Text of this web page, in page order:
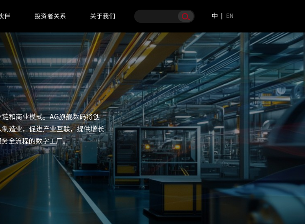
伴 投资者关系 关于我们 中 EN
和商业模式。AG旗舰数码将创
造业，促进产业互联，提供增长
全流程的数字工厂。